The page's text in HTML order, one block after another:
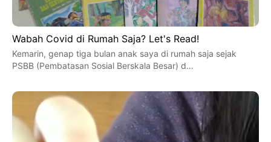
Wabah Covid di Rumah Saja? Let's Read!
Kemarin, genap tiga bulan anak saya di rumah saja sejak
PSBB (Pembatasan Sosial Berskala Besar) d…